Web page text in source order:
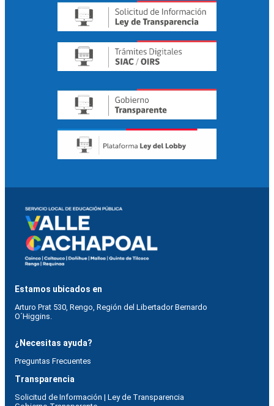
Estamos ubicados en
Arturo Prat 530, Rengo, Región del Libertador Bernardo
O´Higgins.
¿Necesitas ayuda?
Preguntas Frecuentes
Transparencia
Solicitud de Información | Ley de Transparencia